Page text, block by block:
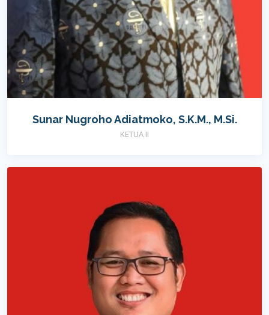
Sunar Nugroho Adiatmoko, S.K.M., M.Si.
KETUA II